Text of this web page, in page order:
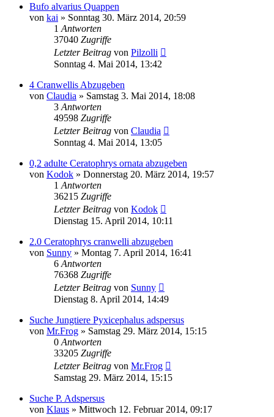
Bufo alvarius Quappen
von kai » Sonntag 30. März 2014, 20:59
1 Antworten
37040 Zugriffe
Letzter Beitrag von Pilzolli
Sonntag 4. Mai 2014, 13:42
4 Cranwellis Abzugeben
von Claudia » Samstag 3. Mai 2014, 18:08
3 Antworten
49598 Zugriffe
Letzter Beitrag von Claudia
Sonntag 4. Mai 2014, 13:05
0,2 adulte Ceratophrys ornata abzugeben
von Kodok » Donnerstag 20. März 2014, 19:57
1 Antworten
36215 Zugriffe
Letzter Beitrag von Kodok
Dienstag 15. April 2014, 10:11
2.0 Ceratophrys cranwelli abzugeben
von Sunny » Montag 7. April 2014, 16:41
6 Antworten
76368 Zugriffe
Letzter Beitrag von Sunny
Dienstag 8. April 2014, 14:49
Suche Jungtiere Pyxicephalus adspersus
von Mr.Frog » Samstag 29. März 2014, 15:15
0 Antworten
33205 Zugriffe
Letzter Beitrag von Mr.Frog
Samstag 29. März 2014, 15:15
Suche P. Adspersus
von Klaus » Mittwoch 12. Februar 2014, 09:17